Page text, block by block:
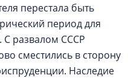
перестала быть
период для
развалом СССР
сместились в сторону
Наследие